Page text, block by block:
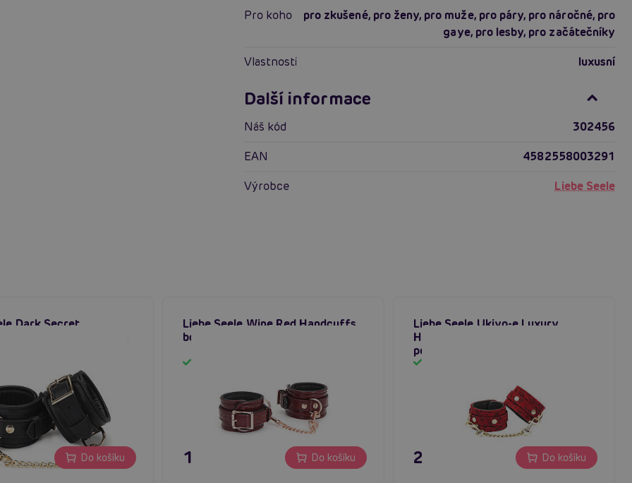
Pro koho pro zkušené, pro ženy, pro muže, pro páry, pro náročné, pro
gaye, pro lesby, pro začátečníky
Vlastnosti
luxusní
Další informace
Náš kód
302456
EAN
4582558003291
Výrobce
Liebe Seele
Dark Secret
(Black), kožená pouta
Do košíku
Liebe Seele Wine Red Handcuffs,
bdsm kožená pouta na ruce
1 795 Kč Do košíku
Liebe Seele Ukiyo-e Luxury
Handcuffs (Red Rosy), kožená
pouta na ruce
2 995 Kč Do košíku